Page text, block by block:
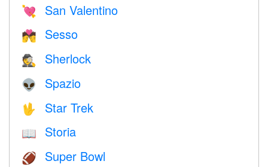
💘 San Valentino
💏 Sesso
🕵️ Sherlock
👽 Spazio
🖖 Star Trek
📖 Storia
🏈 Super Bowl